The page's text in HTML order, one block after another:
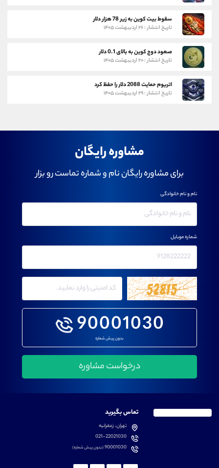
سقوط بیت کوین به زیر 78 هزار دلار
تاریخ انتشار : ۲۶ اردیبهشت ۱۴۰۵
صعود دوج کوین به بالای 0.1 دلار
تاریخ انتشار : ۲۰ اردیبهشت ۱۴۰۵
اتریوم حمایت 2088 دلار را حفظ کرد
تاریخ انتشار : ۲۹ اردیبهشت ۱۴۰۵
مشاوره رایگان
برای مشاوره رایگان نام و شماره تماست رو بزار
90001030
بدون پیش شماره
نام و نام خانوادگی
شماره موبایل
تماس بگیرید
تهران، زعفرانیه
021-22021030
90001030(بدون پیش شماره)